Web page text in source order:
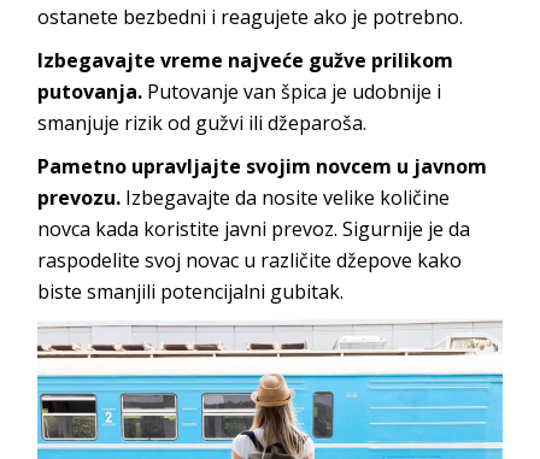
ostanete bezbedni i reagujete ako je potrebno.
Izbegavajte vreme najveće gužve prilikom
putovanja. Putovanje van špica je udobnije i
smanjuje rizik od gužvi ili džeparoša.
Pametno upravljajte svojim novcem u javnom
prevozu. Izbegavajte da nosite velike količine
novca kada koristite javni prevoz. Sigurnije je da
raspodelite svoj novac u različite džepove kako
biste smanjili potencijalni gubitak.